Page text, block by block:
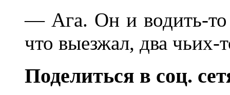
— Ага. Он и водить-то
что выезжал, два чьих-
Поделиться в соц.